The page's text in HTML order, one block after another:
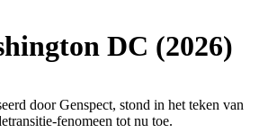
DC (2026)
door Genspect, stond in het teken van
fenomeen tot nu toe.